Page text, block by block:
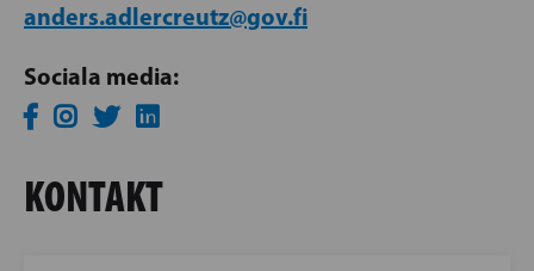
anders.adlercreutz@gov.fi
Sociala media:
KONTAKT